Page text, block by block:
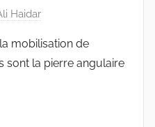
Haidar
mobilisation de
sont la pierre angulaire